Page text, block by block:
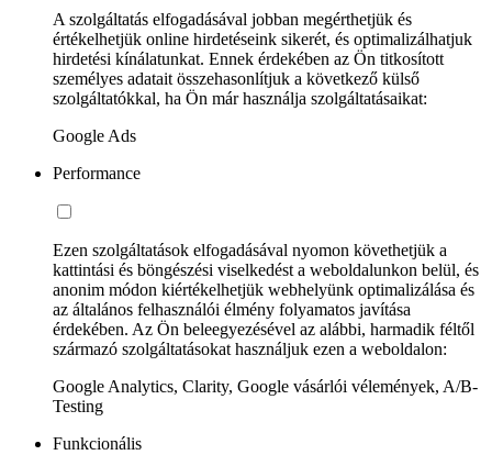
A szolgáltatás elfogadásával jobban megérthetjük és
értékelhetjük online hirdetéseink sikerét, és optimalizálhatjuk
hirdetési kínálatunkat. Ennek érdekében az Ön titkosított
személyes adatait összehasonlítjuk a következő külső
szolgáltatókkal, ha Ön már használja szolgáltatásaikat:
Google Ads
Performance
Ezen szolgáltatások elfogadásával nyomon követhetjük a
kattintási és böngészési viselkedést a weboldalunkon belül, és
anonim módon kiértékelhetjük webhelyünk optimalizálása és
az általános felhasználói élmény folyamatos javítása
érdekében. Az Ön beleegyezésével az alábbi, harmadik féltől
származó szolgáltatásokat használjuk ezen a weboldalon:
Google Analytics, Clarity, Google vásárlói vélemények, A/B-
Testing
Funkcionális